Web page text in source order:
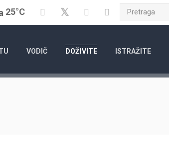
25°C FacebookTwitter YouTubeInstagram
VODIČ DOŽIVITE ISTRAŽITE